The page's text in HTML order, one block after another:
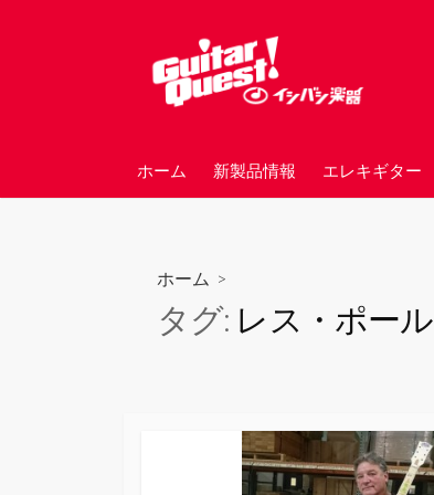
ホーム 新製品情報 エレキギター
ホーム >
タグ: レス・ポール